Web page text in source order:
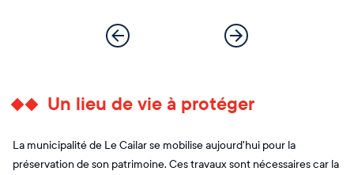
Un lieu de vie à protéger
La municipalité de Le Cailar se mobilise aujourd'hui pour la
préservation de son patrimoine. Ces travaux sont nécessaires car la